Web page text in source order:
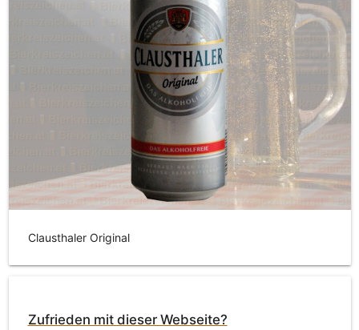
Clausthaler Original
Zufrieden mit dieser Webseite?